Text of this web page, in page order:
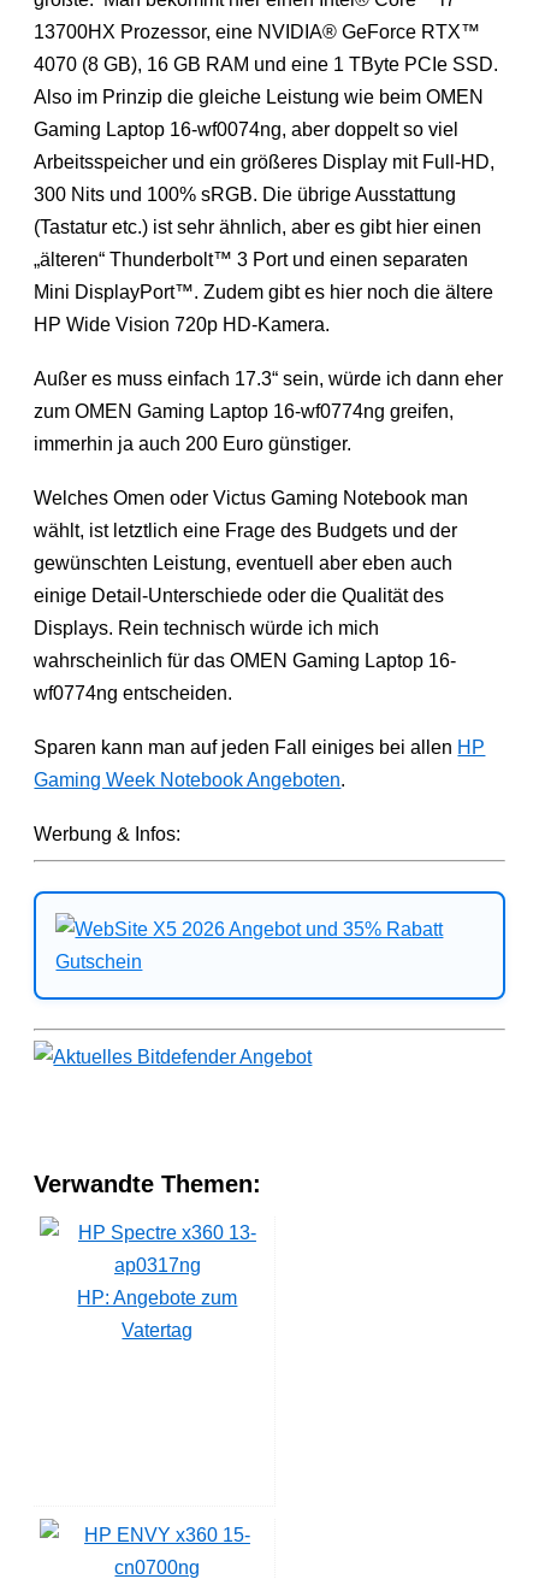
13700HX Prozessor, eine NVIDIA® GeForce RTX™
4070 (8 GB), 16 GB RAM und eine 1 TByte PCIe SSD.
Also im Prinzip die gleiche Leistung wie beim OMEN
Gaming Laptop 16-wf0074ng, aber doppelt so viel
Arbeitsspeicher und ein größeres Display mit Full-HD,
300 Nits und 100% sRGB. Die übrige Ausstattung
(Tastatur etc.) ist sehr ähnlich, aber es gibt hier einen
„älteren“ Thunderbolt™ 3 Port und einen separaten
Mini DisplayPort™. Zudem gibt es hier noch die ältere
HP Wide Vision 720p HD-Kamera.
Außer es muss einfach 17.3“ sein, würde ich dann eher
zum OMEN Gaming Laptop 16-wf0774ng greifen,
immerhin ja auch 200 Euro günstiger.
Welches Omen oder Victus Gaming Notebook man
wählt, ist letztlich eine Frage des Budgets und der
gewünschten Leistung, eventuell aber eben auch
einige Detail-Unterschiede oder die Qualität des
Displays. Rein technisch würde ich mich
wahrscheinlich für das OMEN Gaming Laptop 16-
wf0774ng entscheiden.
Sparen kann man auf jeden Fall einiges bei allen HP
Gaming Week Notebook Angeboten.
Werbung & Infos:
Verwandte Themen:
HP: Angebote zum
Vatertag